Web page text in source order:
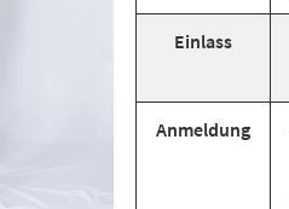
Einlass
Anmeldung